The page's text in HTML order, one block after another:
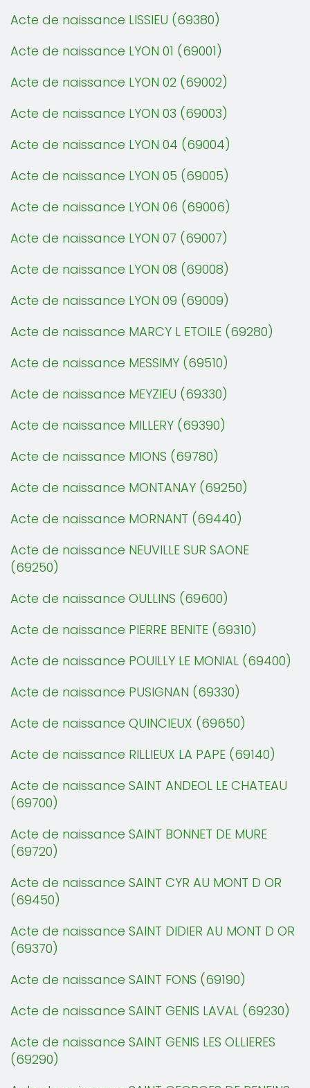
Acte de naissance LISSIEU (69380)
Acte de naissance LYON 01 (69001)
Acte de naissance LYON 02 (69002)
Acte de naissance LYON 03 (69003)
Acte de naissance LYON 04 (69004)
Acte de naissance LYON 05 (69005)
Acte de naissance LYON 06 (69006)
Acte de naissance LYON 07 (69007)
Acte de naissance LYON 08 (69008)
Acte de naissance LYON 09 (69009)
Acte de naissance MARCY L ETOILE (69280)
Acte de naissance MESSIMY (69510)
Acte de naissance MEYZIEU (69330)
Acte de naissance MILLERY (69390)
Acte de naissance MIONS (69780)
Acte de naissance MONTANAY (69250)
Acte de naissance MORNANT (69440)
Acte de naissance NEUVILLE SUR SAONE
(69250)
Acte de naissance OULLINS (69600)
Acte de naissance PIERRE BENITE (69310)
Acte de naissance POUILLY LE MONIAL (69400)
Acte de naissance PUSIGNAN (69330)
Acte de naissance QUINCIEUX (69650)
Acte de naissance RILLIEUX LA PAPE (69140)
Acte de naissance SAINT ANDEOL LE CHATEAU
(69700)
Acte de naissance SAINT BONNET DE MURE
(69720)
Acte de naissance SAINT CYR AU MONT D OR
(69450)
Acte de naissance SAINT DIDIER AU MONT D OR
(69370)
Acte de naissance SAINT FONS (69190)
Acte de naissance SAINT GENIS LAVAL (69230)
Acte de naissance SAINT GENIS LES OLLIERES
(69290)